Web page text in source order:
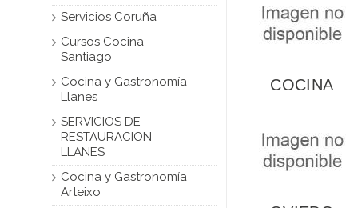
COCINA
Servicios Coruña
Cursos Cocina
Santiago
Cocina y Gastronomía
Llanes
SERVICIOS DE
RESTAURACION
LLANES
Cocina y Gastronomía
Arteixo